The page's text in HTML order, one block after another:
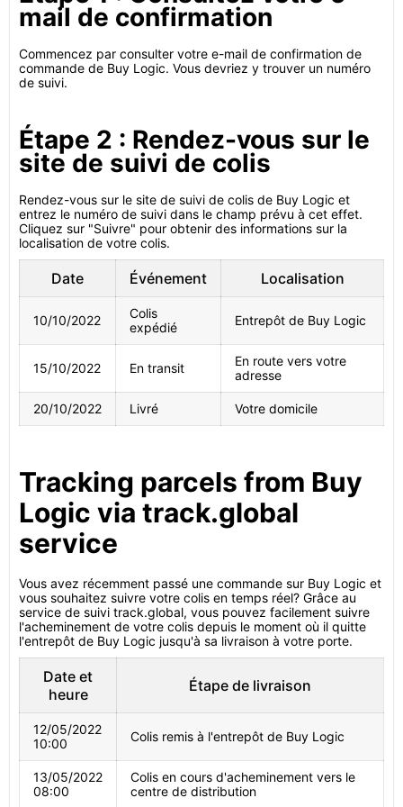
mail de confirmation
Commencez par consulter votre e-mail de confirmation de
commande de Buy Logic. Vous devriez y trouver un numéro
de suivi.
Étape 2 : Rendez-vous sur le
site de suivi de colis
Rendez-vous sur le site de suivi de colis de Buy Logic et
entrez le numéro de suivi dans le champ prévu à cet effet.
Cliquez sur "Suivre" pour obtenir des informations sur la
localisation de votre colis.
Date Événement Localisation
10/10/2022
Colis
expédié
Entrepôt de Buy Logic
15/10/2022 En transit
En route vers votre
adresse
20/10/2022 Livré Votre domicile
Tracking parcels from Buy
Logic via track.global
service
Vous avez récemment passé une commande sur Buy Logic et
vous souhaitez suivre votre colis en temps réel? Grâce au
service de suivi track.global, vous pouvez facilement suivre
l'acheminement de votre colis depuis le moment où il quitte
l'entrepôt de Buy Logic jusqu'à sa livraison à votre porte.
Date et
heure
Étape de livraison
12/05/2022
10:00
Colis remis à l'entrepôt de Buy Logic
13/05/2022
08:00
Colis en cours d'acheminement vers le
centre de distribution